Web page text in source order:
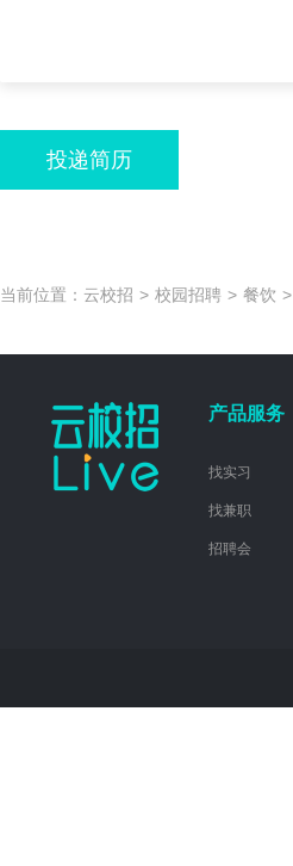
投递简历
当前位置： 云校招 > 校园招聘 > 餐饮 >
产品服务
找实习
找兼职
招聘会